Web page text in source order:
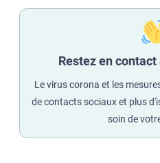
Restez en
Le virus corona et les
de contacts sociaux et plus
soin de